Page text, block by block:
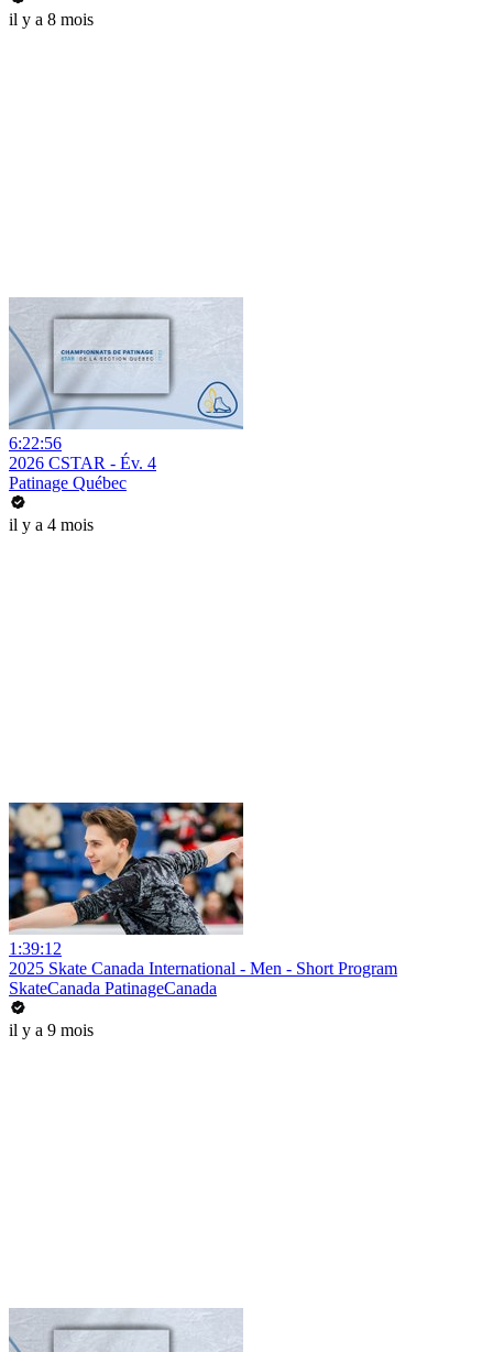
il y a 8 mois
6:22:56
2026 CSTAR - Év. 4
Patinage Québec
il y a 4 mois
1:39:12
2025 Skate Canada International - Men - Short Program
SkateCanada PatinageCanada
il y a 9 mois